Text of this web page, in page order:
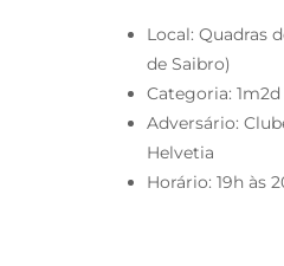
Local: Quadras
de Saibro)
Categoria: 1m2d
Adversário:
Helvetia
Horário: 19h às